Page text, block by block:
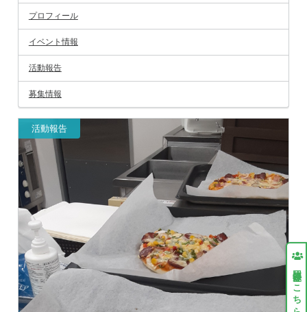
プロフィール
イベント情報
活動報告
募集情報
活動報告
団体登録はこちら